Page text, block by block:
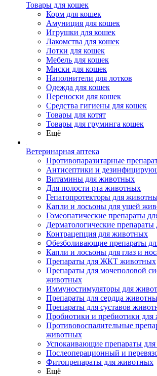
Товары для кошек
Корм для кошек
Амуниция для кошек
Игрушки для кошек
Лакомства для кошек
Лотки для кошек
Мебель для кошек
Миски для кошек
Наполнители для лотков
Одежда для кошек
Переноски для кошек
Средства гигиены для кошек
Товары для котят
Товары для груминга кошек
Ещё
Ветеринарная аптека
Противопаразитарные
Антисептики и
Витамины для животных
Для полости рта животных
Гепатопротекторы для
Капли и лосьоны для ушей
Гомеопатические препараты
Дерматологические
Контрацепция для животных
Обезболивающие препараты
Капли и лосьоны для глаз и
Препараты для ЖКТ животных
Препараты для мочеполовой
животных
Иммуностимуляторы для
Препараты для сердца
Препараты для суставов
Пробиотики и пребиотики
Противовоспалительные
животных
Успокаивающие препараты
Послеоперационный и
Фитопрепараты для животных
Ещё